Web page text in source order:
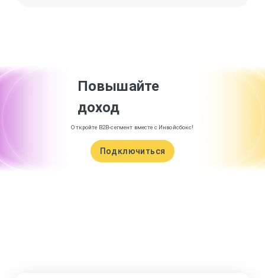
Повышайте
доход
Откройте B2B-сегмент вместе с Инвойсбокс!
Подключиться